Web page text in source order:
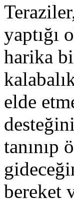
yaptığı
harika
elde
tanınıp
bereket